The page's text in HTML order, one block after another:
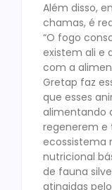
Além disso,
chamas, é
“O fogo
existem ali e
com a
Gretap faz
que esses
alimentando
regenerem e
ecossistema
nutricional
de fauna
atingidas